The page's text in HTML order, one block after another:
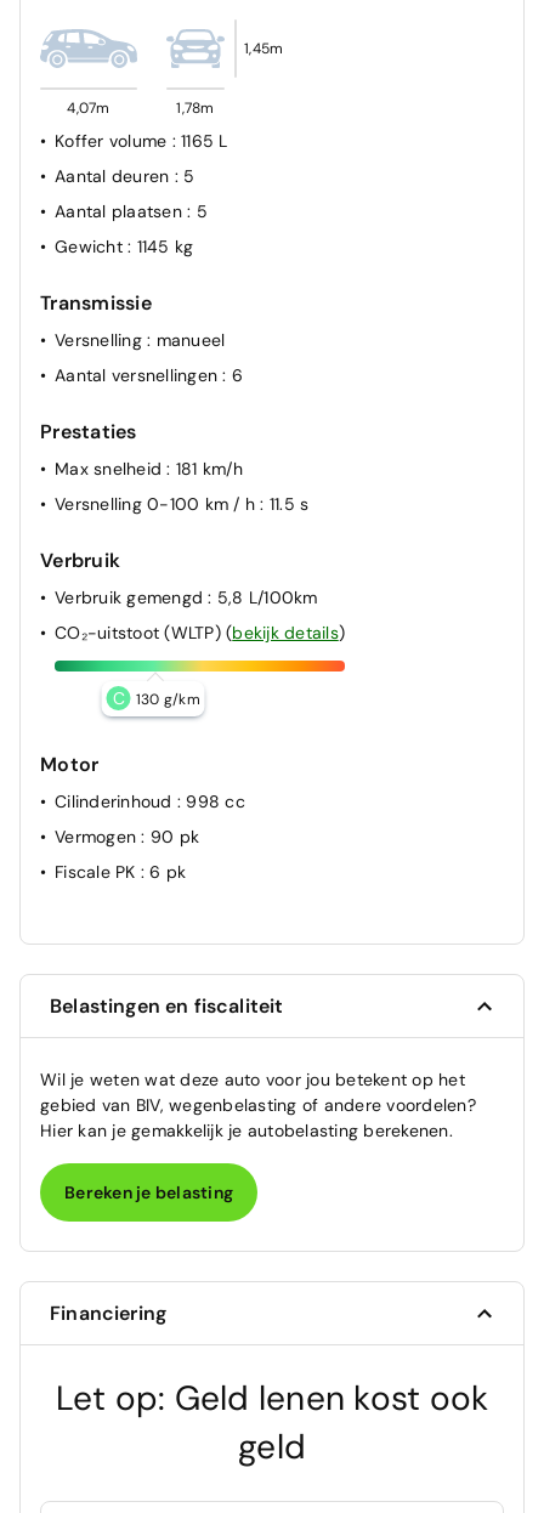
4,07m 1,78m
1,45m
Koffer volume : 1165 L
Aantal deuren : 5
Aantal plaatsen : 5
Gewicht : 1145 kg
Transmissie
Versnelling : manueel
Aantal versnellingen: 6
Prestaties
Max snelheid: 181 km/h
Versnelling 0-100 km / h: 11.5 s
Verbruik
Verbruik gemengd: 5,8 L/100km
CO₂-uitstoot (WLTP) (bekijk details)
C 130 g/km
Motor
Cilinderinhoud : 998 cc
Vermogen: 90 pk
Fiscale PK : 6 pk
Belastingen en fiscaliteit
Wil je weten wat deze auto voor jou betekent op het
gebied van BIV, wegenbelasting of andere voordelen?
Hier kan je gemakkelijk je autobelasting berekenen.
Bereken je belasting
Financiering
Let op: Geld lenen kost ook
geld